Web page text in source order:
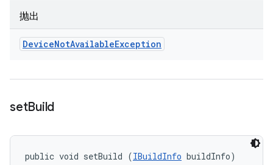
抛出
DeviceNotAvailableException
setBuild
public void setBuild (IBuildInfo buildInfo)